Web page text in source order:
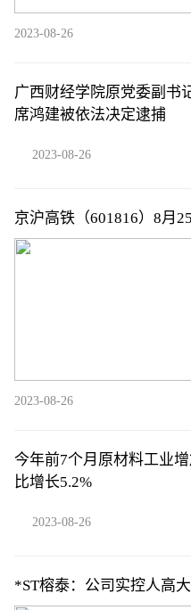
2023-08-26
广西财经学院原党委副书
席鸿建被依法决定逮捕
2023-08-26
京沪高铁（601816）8月
元
2023-08-26
今年前7个月原材料工业增
比增长5.2%
2023-08-26
*ST榕泰：公司实控人高